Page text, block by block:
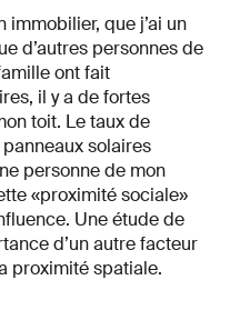
immobilier, que j’ai un
d’autres personnes de
ont fait
il y a de fortes
toit. Le taux de
solaires
personne de mon
«proximité sociale»
Une étude de
d’un autre facteur
proximité spatiale.